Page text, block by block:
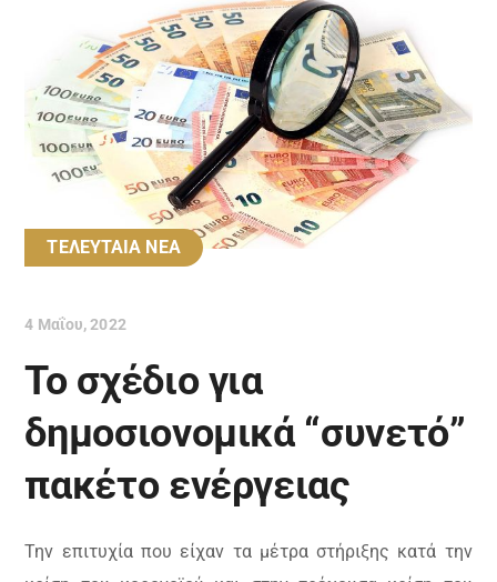
ΤΕΛΕΥΤΑΙΑ ΝΕΑ
4 Μαΐου, 2022
To σχέδιο για
δημοσιονομικά “συνετό”
πακέτο ενέργειας
Την επιτυχία που είχαν τα μέτρα στήριξης κατά την